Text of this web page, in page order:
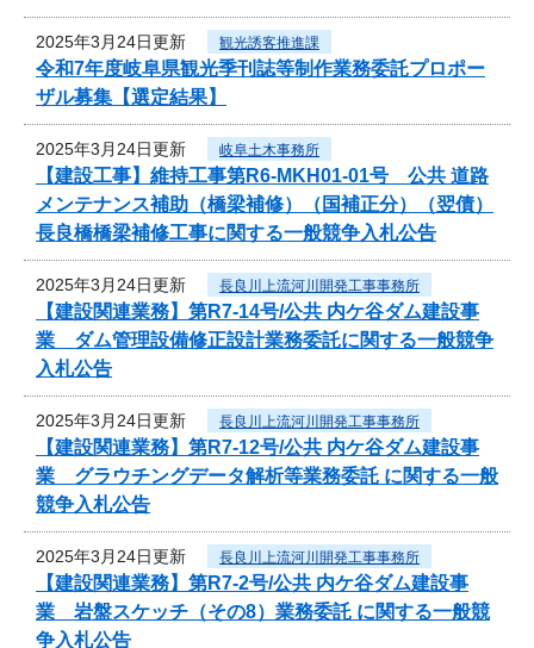
2025年3月24日更新 観光誘客推進課
令和7年度岐阜県観光季刊誌等制作業務委託プロポー
ザル募集【選定結果】
2025年3月24日更新 岐阜土木事務所
【建設工事】維持工事第R6-MKH01-01号 公共 道路
メンテナンス補助（橋梁補修）（国補正分）（翌債）
長良橋橋梁補修工事に関する一般競争入札公告
2025年3月24日更新 長良川上流河川開発工事事務所
【建設関連業務】第R7-14号/公共 内ケ谷ダム建設事
業 ダム管理設備修正設計業務委託に関する一般競争
入札公告
2025年3月24日更新 長良川上流河川開発工事事務所
【建設関連業務】第R7-12号/公共 内ケ谷ダム建設事
業 グラウチングデータ解析等業務委託 に関する一般
競争入札公告
2025年3月24日更新 長良川上流河川開発工事事務所
【建設関連業務】第R7-2号/公共 内ケ谷ダム建設事
業 岩盤スケッチ（その8）業務委託 に関する一般競
争入札公告